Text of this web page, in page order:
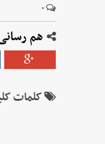
۰
هم
کلمات